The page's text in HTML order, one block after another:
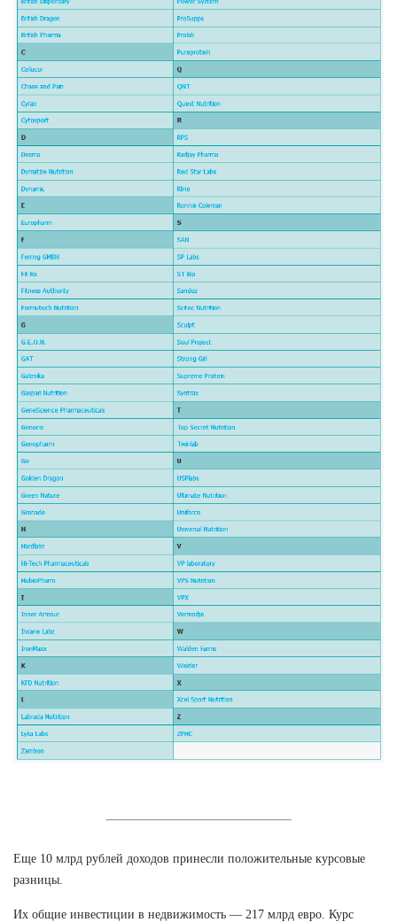
Еще 10 млрд рублей доходов принесли положительные курсовые
разницы.
Их общие инвестиции в недвижимость — 217 млрд евро. Курс